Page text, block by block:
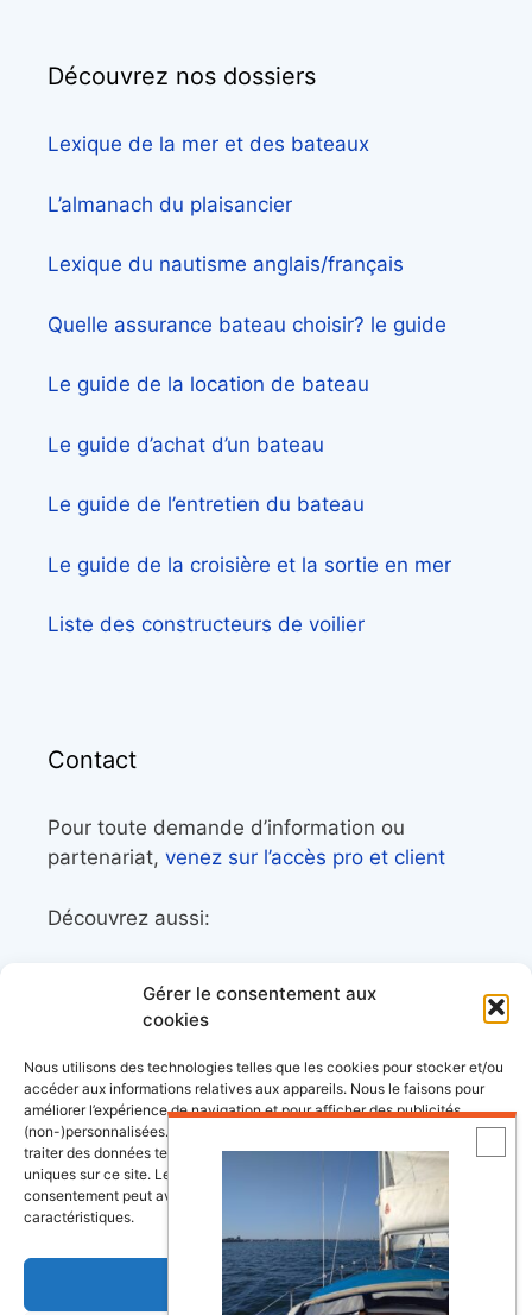
Gérer le consentement aux
cookies
Nous utilisons des technologies telles que les cookies pour stocker et/ou
accéder aux informations relatives aux appareils. Nous le faisons pour
améliorer l’expérience de navigation et pour afficher des publicités
(non-)personnalisées. Consentir à ces technologies nous autorisera à
traiter des données telles que le comportement de navigation ou les ID
uniques sur ce site. Le fait de ne pas consentir ou de retirer son
consentement peut avoir un effet négatif sur certaines fonctonnalités et
caractéristiques.
Accepter
Découvrez nos dossiers
Lexique de la mer et des bateaux
L’almanach du plaisancier
Lexique du nautisme anglais/français
Quelle assurance bateau choisir? le guide
Le guide de la location de bateau
Le guide d’achat d’un bateau
Le guide de l’entretien du bateau
Le guide de la croisière et la sortie en mer
Liste des constructeurs de voilier
Contact
Pour toute demande d’information ou
partenariat, venez sur l’accès pro et client
Découvrez aussi:
librairie maritime
le trek et le raid nautique
BoatingAds, le site d’annonces bateaux
européen
Depositphotos